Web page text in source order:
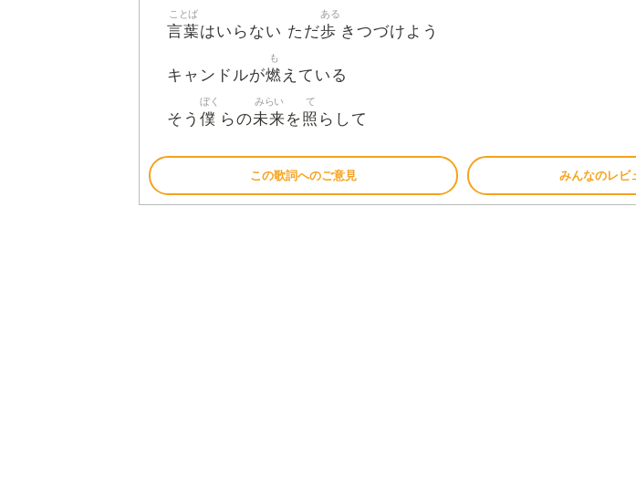
言葉
ことば
はいらない ただ歩
ある
きつづけよう
キャンドルが燃
も
えている
そう 僕
ぼく
らの未来
みらい
を照
て
らして
この歌詞へのご意見 みんなのレビ